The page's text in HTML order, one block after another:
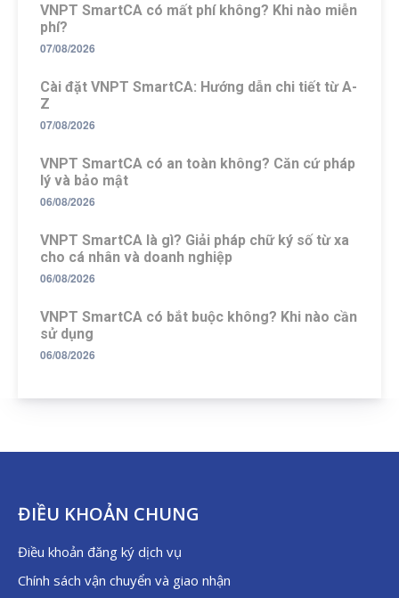
VNPT SmartCA có mất phí không? Khi nào miễn
phí?
07/08/2026
Cài đặt VNPT SmartCA: Hướng dẫn chi tiết từ A-
Z
07/08/2026
VNPT SmartCA có an toàn không? Căn cứ pháp
lý và bảo mật
06/08/2026
VNPT SmartCA là gì? Giải pháp chữ ký số từ xa
cho cá nhân và doanh nghiệp
06/08/2026
VNPT SmartCA có bắt buộc không? Khi nào cần
sử dụng
06/08/2026
ĐIỀU KHOẢN CHUNG
Điều khoản đăng ký dịch vụ
Chính sách vận chuyển và giao nhận